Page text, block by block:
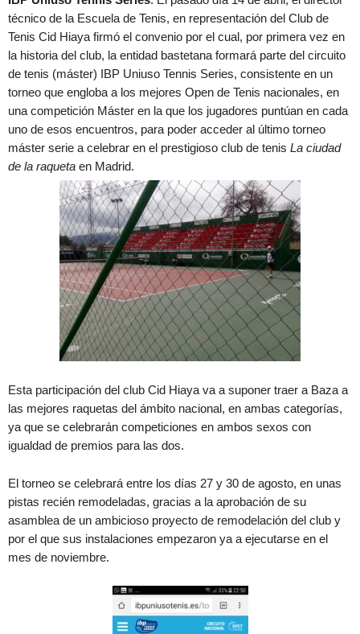
técnico de la Escuela de Tenis, en representación del Club de
Tenis Cid Hiaya firmó el convenio por el cual, por primera vez en
la historia del club, la entidad bastetana formará parte del circuito
de tenis (máster) IBP Uniuso Tennis Series, consistente en un
torneo que engloba a los mejores Open de Tenis nacionales, en
una competición Máster en la que los jugadores puntúan en cada
uno de esos encuentros, para poder acceder al último torneo
máster serie a celebrar en el prestigioso club de tenis La ciudad
de la raqueta en Madrid.
Esta participación del club Cid Hiaya va a suponer traer a Baza a
las mejores raquetas del ámbito nacional, en ambas categorías,
ya que se celebrarán competiciones en ambos sexos con
igualdad de premios para las dos.
El torneo se celebrará entre los días 27 y 30 de agosto, en unas
pistas recién remodeladas, gracias a la aprobación de su
asamblea de un ambicioso proyecto de remodelación del club y
por el que sus instalaciones empezaron ya a ejecutarse en el
mes de noviembre.